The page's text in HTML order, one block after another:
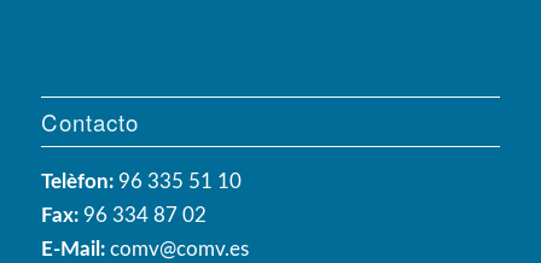
Contacto
Telèfon: 96 335 51 10
Fax:96 334 87 02
E-Mail: comv@comv.es